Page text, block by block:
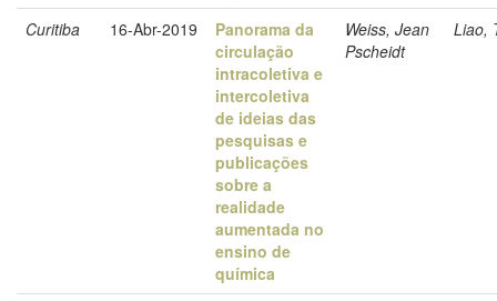
Curitiba 16-Abr-2019
Panorama da
circulação
intracoletiva e
intercoletiva
de ideias das
pesquisas e
publicações
sobre a
realidade
aumentada no
ensino de
química
Weiss, Jean
Pscheidt
Liao,